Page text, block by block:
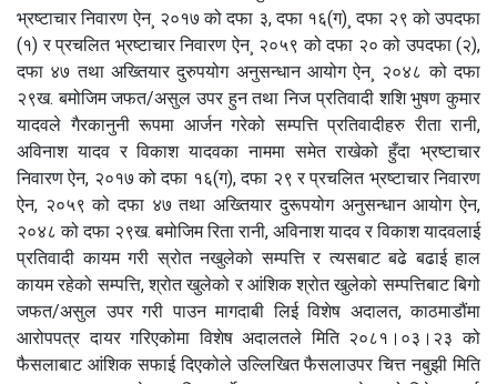
भ्रष्टाचार निवारण ऐन¸ २०१७ को दफा ३, दफा १६(ग)¸ दफा २९ को उपदफा
(१) र प्रचलित भ्रष्टाचार निवारण ऐन¸ २०५९ को दफा २० को उपदफा (२),
दफा ४७ तथा अख्तियार दुरुपयोग अनुसन्धान आयोग ऐन¸ २०४८ को दफा
२९ख. बमोजिम जफत/असुल उपर हुन तथा निज प्रतिवादी शशि भुषण कुमार
यादवले गैरकानुनी रूपमा आर्जन गरेको सम्पत्ति प्रतिवादीहरु रीता रानी,
अविनाश यादव र विकाश यादवका नाममा समेत राखेको हुँदा भ्रष्टाचार
निवारण ऐन, २०१७ को दफा १६(ग), दफा २९ र प्रचलित भ्रष्टाचार निवारण
ऐन, २०५९ को दफा ४७ तथा अख्तियार दुरूपयोग अनुसन्धान आयोग ऐन,
२०४८ को दफा २९ख. बमोजिम रिता रानी, अविनाश यादव र विकाश यादवलाई
प्रतिवादी कायम गरी स्रोत नखुलेको सम्पत्ति र त्यसबाट बढे बढाई हाल
कायम रहेको सम्पत्ति, श्रोत खुलेको र आंशिक श्रोत खुलेको सम्पत्तिबाट बिगो
जफत/असुल उपर गरी पाउन मागदाबी लिई विशेष अदालत, काठमाडौंमा
आरोपपत्र दायर गरिएकोमा विशेष अदालतले मिति २०८१।०३।२३ को
फैसलाबाट आंशिक सफाई दिएकोले उल्लिखित फैसलाउपर चित्त नबुझी मिति